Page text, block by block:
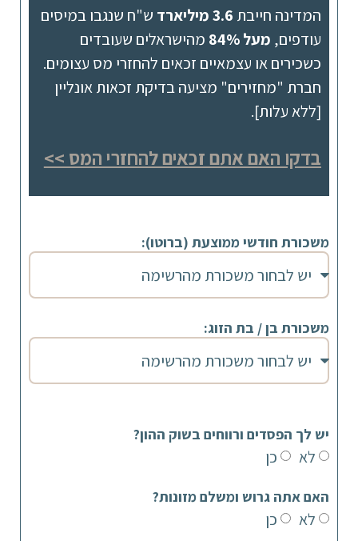
המדינה חייבת 3.6 מיליארד
ש"ח שנגבו במיסים
עודפים, מעל 84%
מהישראלים שעובדים
כשכירים או עצמאיים זכאים להחזרי מס עצומים.
חברת "מחזירים" מציעה בדיקת זכאות אונליין
[ללא עלות].
בדקו האם אתם זכאים להחזרי המס >>
משכורת חודשי ממוצעת (ברוטו):
משכורת בן / בת הזוג:
יש לך הפסדים ורווחים בשוק ההון?
לא כן
האם אתה גרוש ומשלם מזונות?
לא כן